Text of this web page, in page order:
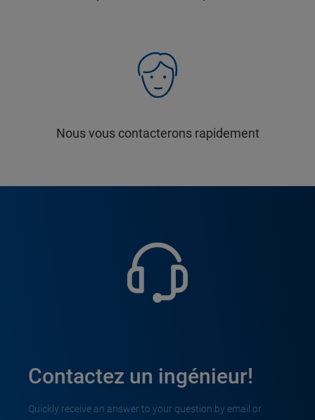
Nous vous contacterons rapidement
Contactez un ingénieur!
Quickly receive an answer to your question by email or